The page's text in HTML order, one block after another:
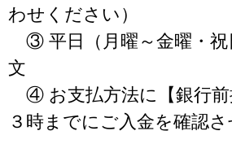
わせください）
③ 平日（月曜～金曜・祝
文
④ お支払方法に【銀行前
３時までにご入金を確認